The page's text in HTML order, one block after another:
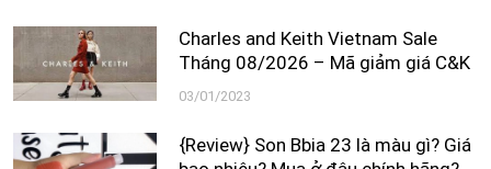
Charles and Keith Vietnam Sale
Tháng 08/2026 – Mã giảm giá C&K
03/01/2023
{Review} Son Bbia 23 là màu gì? Giá